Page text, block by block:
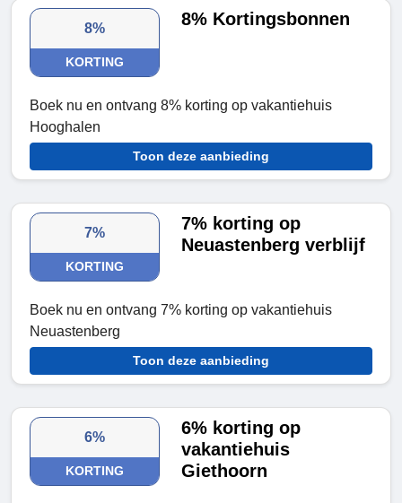
8%
KORTING
8% Kortingsbonnen
Boek nu en ontvang 8% korting op vakantiehuis
Hooghalen
Toon deze aanbieding
7%
KORTING
7% korting op
Neuastenberg verblijf
Boek nu en ontvang 7% korting op vakantiehuis
Neuastenberg
Toon deze aanbieding
6%
KORTING
6% korting op
vakantiehuis
Giethoorn